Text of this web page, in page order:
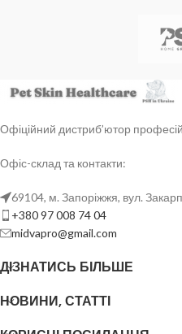
Офіційний дистриб’ютор
Офіс-склад та контакти:
69104, м. Запоріжжя, вул.
+380 97 008 74 04
midvapro@gmail.com
ДІЗНАТИСЬ БІЛЬШЕ
НОВИНИ, СТАТТІ